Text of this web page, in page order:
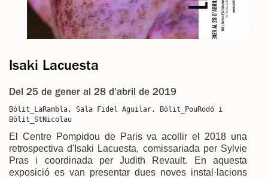
Isaki Lacuesta
Del 25 de gener al 28 d'abril de 2019
Bòlit_LaRambla, Sala Fidel Aguilar, Bòlit_PouRodó i
Bòlit_StNicolau
El Centre Pompidou de Paris va acollir el 2018 una
retrospectiva d'Isaki Lacuesta, comissariada per Sylvie
Pras i coordinada per Judith Revault. En aquesta
exposició es van presentar dues noves instal·lacions